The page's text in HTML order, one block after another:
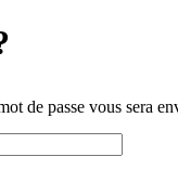
de passe vous sera